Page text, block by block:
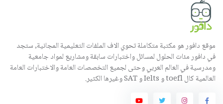
موقع دافور هو مكتبة متكاملة تحوي الاف الملفات التعليمية المجانية, ستجد
في دافور مئات الحلول لمسائل واختبارات سابقة ومشاريع لمواد جامعية
ومدرسية في العالم العربي وحتى لجميع التخصصات العامة والاختبارات العامة
العالمية كال toefl و Ielts و SAT وغيرها الكثير.